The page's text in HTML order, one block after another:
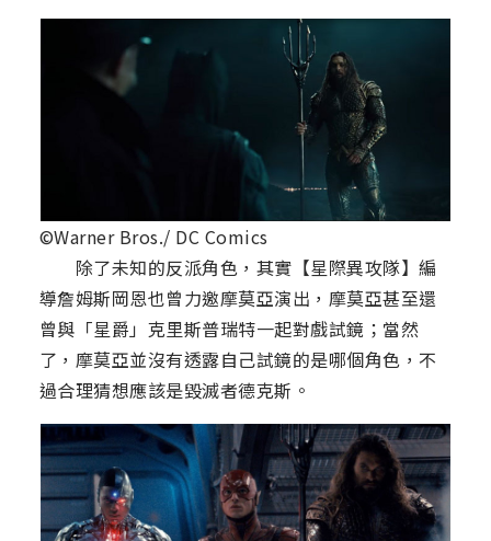
©Warner Bros./ DC Comics
除了未知的反派角色，其實【星際異攻隊】編
導詹姆斯岡恩也曾力邀摩莫亞演出，摩莫亞甚至還
曾與「星爵」克里斯普瑞特一起對戲試鏡；當然
了，摩莫亞並沒有透露自己試鏡的是哪個角色，不
過合理猜想應該是毀滅者德克斯。